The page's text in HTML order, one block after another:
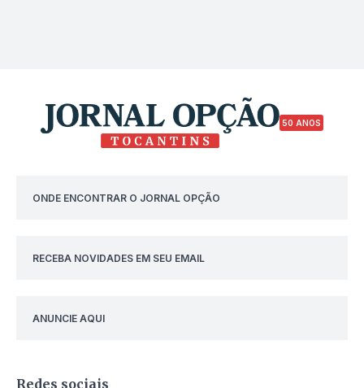
50 ANOS
ONDE ENCONTRAR O JORNAL OPÇÃO
RECEBA NOVIDADES EM SEU EMAIL
ANUNCIE AQUI
Redes sociais